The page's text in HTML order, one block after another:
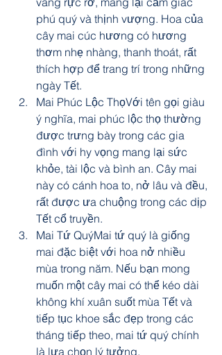
phú quý và thịnh vượng. Hoa của
cây mai cúc hương có hương
thơm nhẹ nhàng, thanh thoát, rất
thích hợp để trang trí trong những
ngày Tết.
Mai Phúc Lộc ThọVới tên gọi giàu
ý nghĩa, mai phúc lộc thọ thường
được trưng bày trong các gia
đình với hy vọng mang lại sức
khỏe, tài lộc và bình an. Cây mai
này có cánh hoa to, nở lâu và đều,
rất được ưa chuộng trong các dịp
Tết cổ truyền.
Mai Tứ QuýMai tứ quý là giống
mai đặc biệt với hoa nở nhiều
mùa trong năm. Nếu bạn mong
muốn một cây mai có thể kéo dài
không khí xuân suốt mùa Tết và
tiếp tục khoe sắc đẹp trong các
tháng tiếp theo, mai tứ quý chính
là lựa chọn lý tưởng.